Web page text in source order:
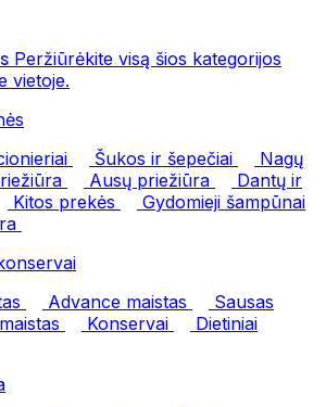
Peržiūrėkite visą šios kategorijos
vietoje.
Šukos ir šepečiai
Nagų
Ausų priežiūra
Dantų ir
Kitos prekės
Gydomieji šampūnai
Advance maistas
Sausas
Konservai
Dietiniai